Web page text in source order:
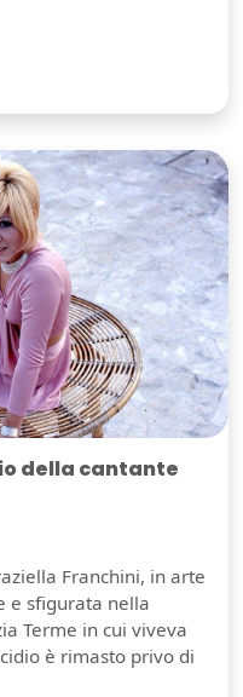
della cantante
Franchini, in arte
e sfigurata nella
Terme in cui viveva
è rimasto privo di